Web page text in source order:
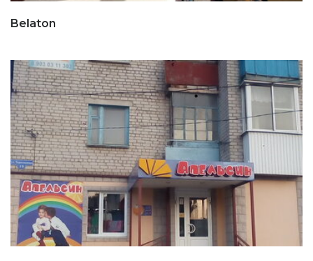
Belaton